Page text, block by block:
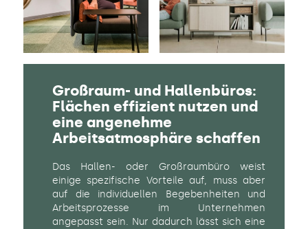
Großraum- und Hallenbüros:
Flächen effizient nutzen und
eine angenehme
Arbeitsatmosphäre schaffen
Das Hallen- oder Großraumbüro weist
einige spezifische Vorteile auf, muss aber
auf die individuellen Begebenheiten und
Arbeitsprozesse im Unternehmen
angepasst sein. Nur dadurch lässt sich eine